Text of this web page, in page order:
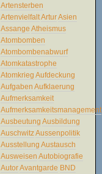
Artensterben
ArtenvielfaltArturAsien
Assange Atheismus
Atombomben
Atombombenabwurf
Atomkatastrophe
Atomkrieg Aufdeckung
Aufgaben Aufklaerung
Aufmerksamkeit
Aufmerksamkeitsmanagement
Ausbeutung Ausbildung
AuschwitzAussenpolitik
Ausstellung Austausch
Ausweisen Autobiografie
AutorAvantgarde BND